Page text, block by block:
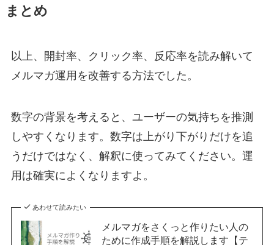
まとめ
以上、開封率、クリック率、反応率を読み解いて
メルマガ運用を改善する方法でした。
数字の背景を考えると、ユーザーの気持ちを推測
しやすくなります。数字は上がり下がりだけを追
うだけではなく、解釈に使ってみてください。運
用は確実によくなりますよ。
あわせて読みたい
メルマガをさくっと作りたい人の
ために作成手順を解説します【テ